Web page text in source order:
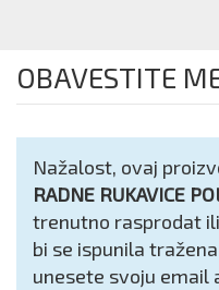
OBAVESTITE
Nažalost, ovaj
RADNE RUKAVICE
trenutno rasprodat
bi se ispunila
unesete svoju email